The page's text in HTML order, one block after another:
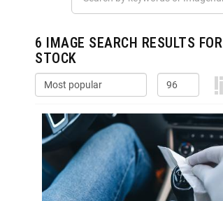
6 IMAGE SEARCH RESULTS FOR
STOCK